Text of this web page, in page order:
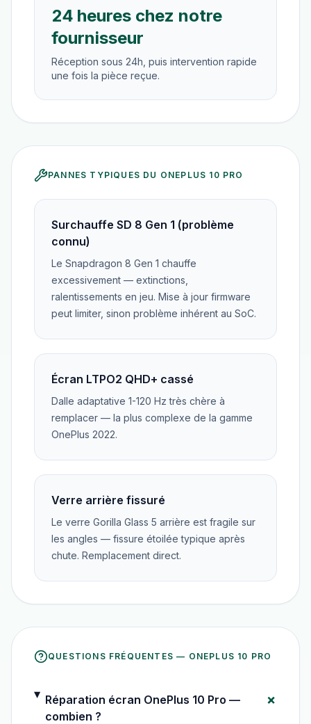
24 heures chez notre
fournisseur
Réception sous 24h, puis intervention rapide
une fois la pièce reçue.
PANNES TYPIQUES DU ONEPLUS 10 PRO
Surchauffe SD 8 Gen 1 (problème
connu)
Le Snapdragon 8 Gen 1 chauffe
excessivement — extinctions,
ralentissements en jeu. Mise à jour firmware
peut limiter, sinon problème inhérent au SoC.
Écran LTPO2 QHD+ cassé
Dalle adaptative 1-120 Hz très chère à
remplacer — la plus complexe de la gamme
OnePlus 2022.
Verre arrière fissuré
Le verre Gorilla Glass 5 arrière est fragile sur
les angles — fissure étoilée typique après
chute. Remplacement direct.
QUESTIONS FRÉQUENTES — ONEPLUS 10 PRO
Réparation écran OnePlus 10 Pro —
combien ?
+